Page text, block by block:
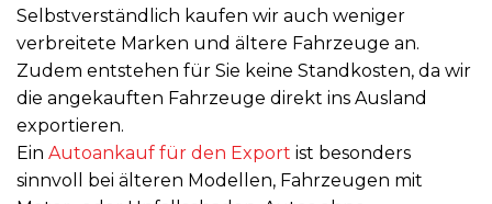
Selbstverständlich kaufen wir auch weniger
verbreitete Marken und ältere Fahrzeuge an.
Zudem entstehen für Sie keine Standkosten, da wir
die angekauften Fahrzeuge direkt ins Ausland
exportieren.
Ein Autoankauf für den Export ist besonders
sinnvoll bei älteren Modellen, Fahrzeugen mit